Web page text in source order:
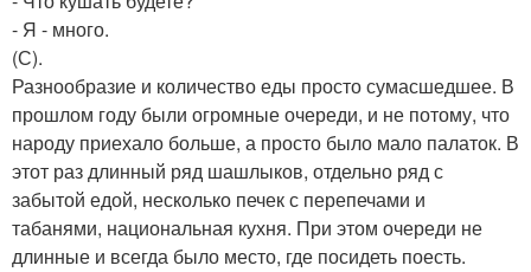
- Я - много.
(С).
Разнообразие и количество еды просто сумасшедшее. В
прошлом году были огромные очереди, и не потому, что
народу приехало больше, а просто было мало палаток. В
этот раз длинный ряд шашлыков, отдельно ряд с
забытой едой, несколько печек с перепечами и
табанями, национальная кухня. При этом очереди не
длинные и всегда было место, где посидеть поесть.